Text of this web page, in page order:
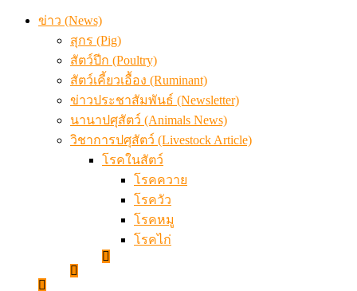
ข่าว (News)
สุกร (Pig)
สัตว์ปีก (Poultry)
สัตว์เคี้ยวเอื้อง (Ruminant)
ข่าวประชาสัมพันธ์ (Newsletter)
นานาปศุสัตว์ (Animals News)
วิชาการปศุสัตว์ (Livestock Article)
โรคในสัตว์
โรคควาย
โรควัว
โรคหมู
โรคไก่